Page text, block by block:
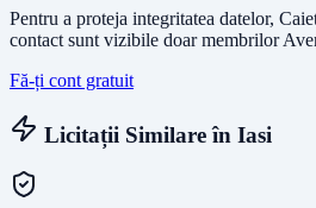
Pentru a proteja integritatea datelor,
contact sunt vizibile doar membrilor
Fă-ți cont gratuit
Licitații Similare în Iasi